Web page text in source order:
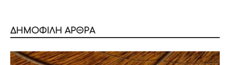
ΔΗΜΟΦΙΛΗ ΑΡΘΡΑ